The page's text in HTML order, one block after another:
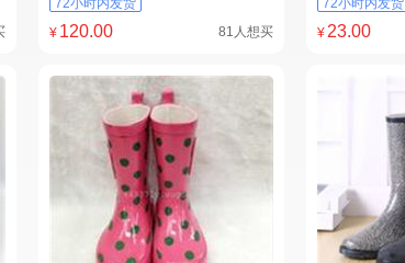
¥ 120.00 81人想买
¥ 23.00